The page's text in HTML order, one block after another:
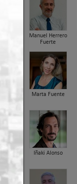
Manuel Herrero
Fuerte
Marta Fuente
Iñaki Alonso